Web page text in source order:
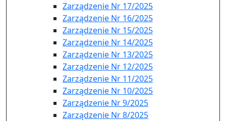
Zarządzenie Nr 17/2025
Zarządzenie Nr 16/2025
Zarządzenie Nr 15/2025
Zarządzenie Nr 14/2025
Zarządzenie Nr 13/2025
Zarządzenie Nr 12/2025
Zarządzenie Nr 11/2025
Zarządzenie Nr 10/2025
Zarządzenie Nr 9/2025
Zarządzenie Nr 8/2025